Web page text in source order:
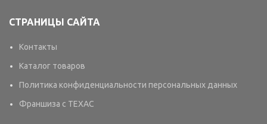
СТРАНИЦЫ САЙТА
Контакты
Каталог товаров
Политика конфиденциальности персональных данных
Франшиза с TEXAC